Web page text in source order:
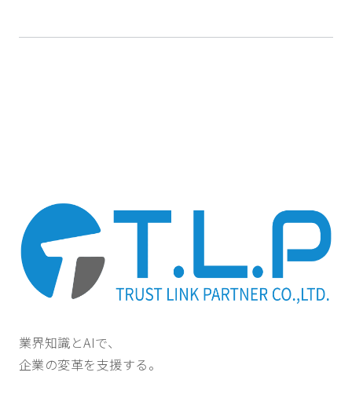
業界知識とAIで、
企業の変革を支援する。